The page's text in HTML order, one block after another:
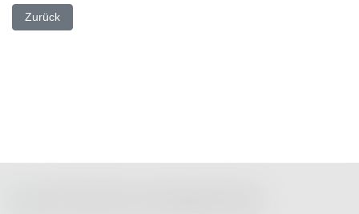
Vorheriger Beitrag: Prof. Ulrike Bingel - Leiterin des Zentrums
Zurück